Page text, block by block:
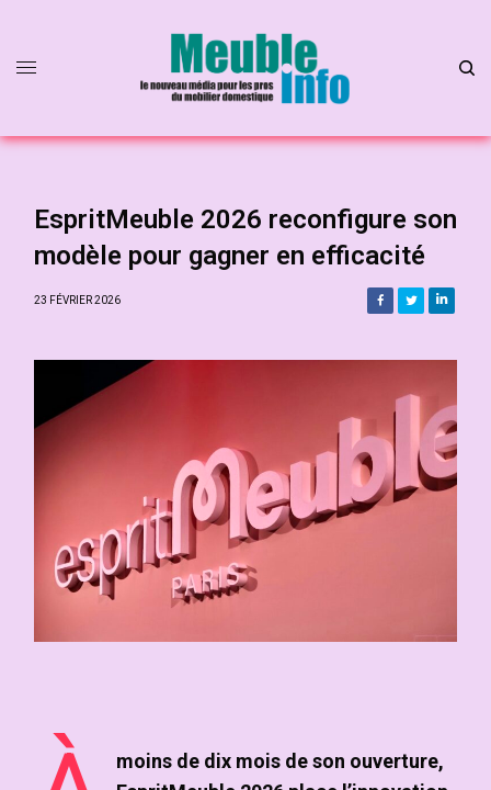
EspritMeuble 2026 reconfigure son
modèle pour gagner en efficacité
23 FÉVRIER 2026
moins de dix mois de son ouverture,